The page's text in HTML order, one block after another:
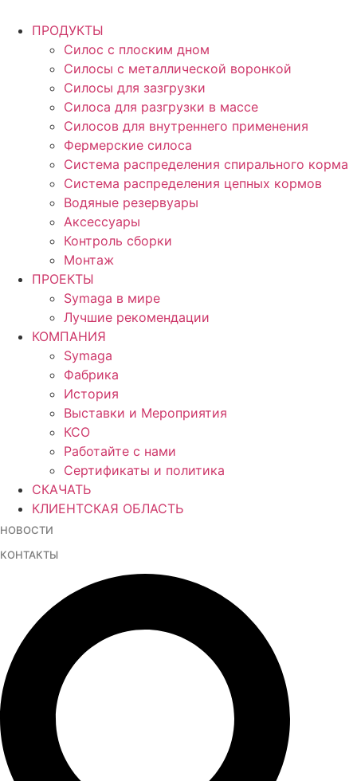
ПРОДУКТЫ
Силос с плоским дном
Силосы с металлической воронкой
Силосы для зазгрузки
Силоса для разгрузки в массе
Силосов для внутреннего применения
Фермерские силоса
Система распределения спирального корма
Система распределения цепных кормов
Водяные резервуары
Аксессуары
Контроль сборки
Монтаж
ПРОЕКТЫ
Symaga в мире
Лучшие рекомендации
КОМПАНИЯ
Symaga
Фабрика
История
Выставки и Мероприятия
КСО
Работайте с нами
Сертификаты и политика
СКАЧАТЬ
КЛИЕНТСКАЯ ОБЛАСТЬ
НОВОСТИ
КОНТАКТЫ